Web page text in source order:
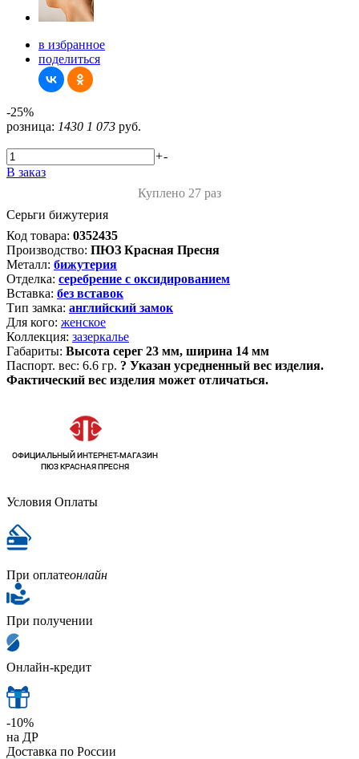
в избранное
поделиться
-25%
розница: 1430 1 073 руб.
+-
В заказ
Куплено 27 раз
Серьги бижутерия
Код товара: 0352435
Производство: ПЮЗ Красная Пресня
Металл: бижутерия
Отделка: серебрение с оксидированием
Вставка: без вставок
Тип замка: английский замок
Для кого: женское
Коллекция: зазеркалье
Габариты: Высота серег 23 мм, ширина 14 мм
Паспорт. вес: 6.6 гр. ? Указан усредненный вес изделия.
Фактический вес изделия может отличаться.
Условия Оплаты
При оплатеонлайн
При получении
Онлайн-кредит
-10%
на ДР
Доставка по России